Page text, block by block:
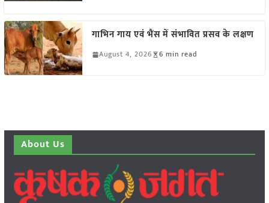
गाभिन गाय एवं भैंस में संभावित प्रसव के लक्षण
August 4, 2026 6 min read
About Us